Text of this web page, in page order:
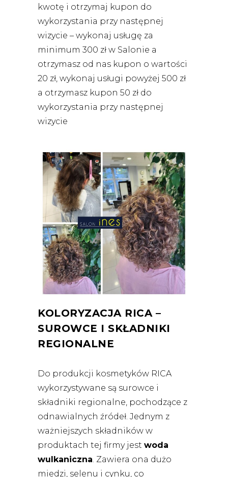
kwotę i otrzymaj kupon do
wykorzystania przy następnej
wizycie – wykonaj usługę za
minimum 300 zł w Salonie a
otrzymasz od nas kupon o wartości
20 zł, wykonaj usługi powyżej 500 zł
a otrzymasz kupon 50 zł do
wykorzystania przy następnej
wizycie
KOLORYZACJA RICA –
SUROWCE I SKŁADNIKI
REGIONALNE
Do produkcji kosmetyków RICA
wykorzystywane są surowce i
składniki regionalne, pochodzące z
odnawialnych źródeł. Jednym z
ważniejszych składników w
produktach tej firmy jest woda
wulkaniczna. Zawiera ona dużo
miedzi, selenu i cynku, co